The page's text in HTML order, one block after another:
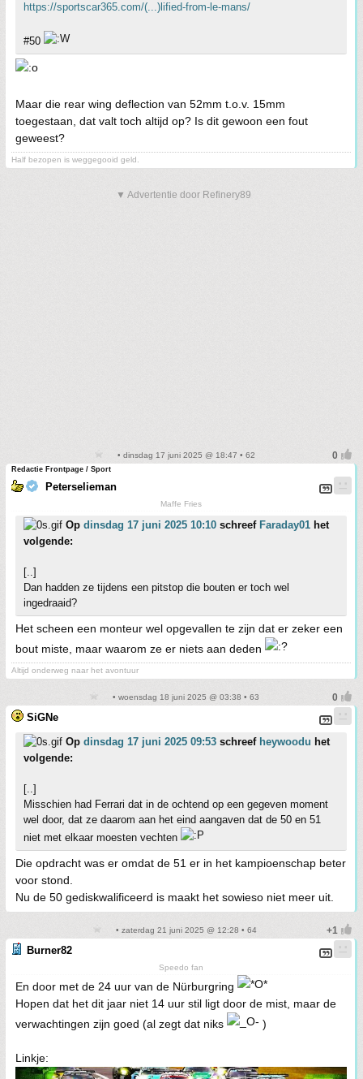
https://sportscar365.com/(...)lified-from-le-mans/
#50
Maar die rear wing deflection van 52mm t.o.v. 15mm
toegestaan, dat valt toch altijd op? Is dit gewoon een fout
geweest?
Half bezopen is weggegooid geld.
▼ Advertentie door Refinery89
• dinsdag 17 juni 2025 @ 18:47 • 62
Redactie Frontpage / Sport
Peterselieman
Maffe Fries
Op dinsdag 17 juni 2025 10:10 schreef Faraday01 het
volgende:
[..]
Dan hadden ze tijdens een pitstop die bouten er toch wel
ingedraaid?
Het scheen een monteur wel opgevallen te zijn dat er zeker een
bout miste, maar waarom ze er niets aan deden
Altijd onderweg naar het avontuur
• woensdag 18 juni 2025 @ 03:38 • 63
SiGNe
Op dinsdag 17 juni 2025 09:53 schreef heywoodu het
volgende:
[..]
Misschien had Ferrari dat in de ochtend op een gegeven moment
wel door, dat ze daarom aan het eind aangaven dat de 50 en 51
niet met elkaar moesten vechten
Die opdracht was er omdat de 51 er in het kampioenschap beter
voor stond.
Nu de 50 gediskwalificeerd is maakt het sowieso niet meer uit.
• zaterdag 21 juni 2025 @ 12:28 • 64
Burner82
Speedo fan
En door met de 24 uur van de Nürburgring
Hopen dat het dit jaar niet 14 uur stil ligt door de mist, maar de
verwachtingen zijn goed (al zegt dat niks
)
Linkje: